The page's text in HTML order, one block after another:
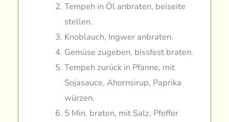
Tempeh in Öl anbraten, beiseite
stellen.
Knoblauch, Ingwer anbraten.
Gemüse zugeben, bissfest braten.
Tempeh zurück in Pfanne, mit
Sojasauce, Ahornsirup, Paprika
würzen.
5 Min. braten, mit Salz, Pfeffer